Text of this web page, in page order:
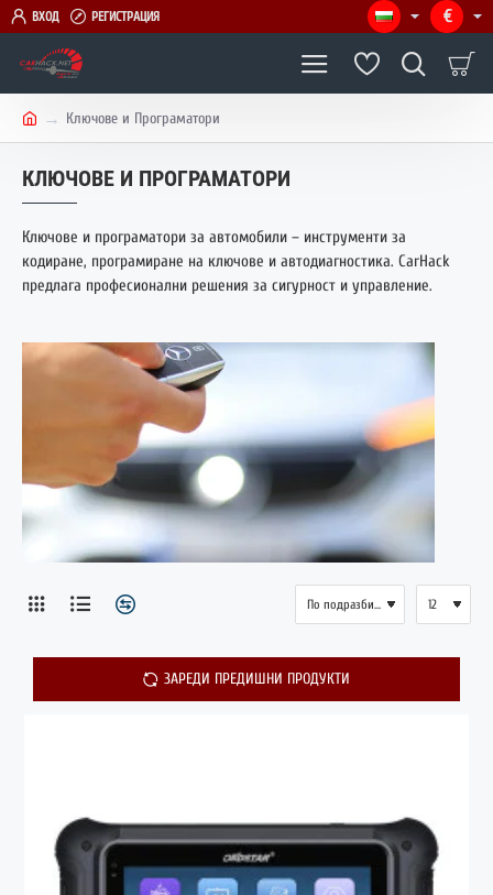
ВХОД РЕГИСТРАЦИЯ €
m
e
Ключове и Програматори
КЛЮЧОВЕ И ПРОГРАМАТОРИ
Ключове и програматори за автомобили – инструменти за
кодиране, програмиране на ключове и автодиагностика. CarHack
предлага професионални решения за сигурност и управление.
ЗАРЕДИ ПРЕДИШНИ ПРОДУКТИ